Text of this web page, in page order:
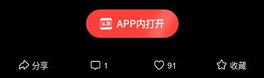
APP内打开
分享 1 91 收藏